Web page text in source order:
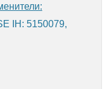
IH: 5150079,